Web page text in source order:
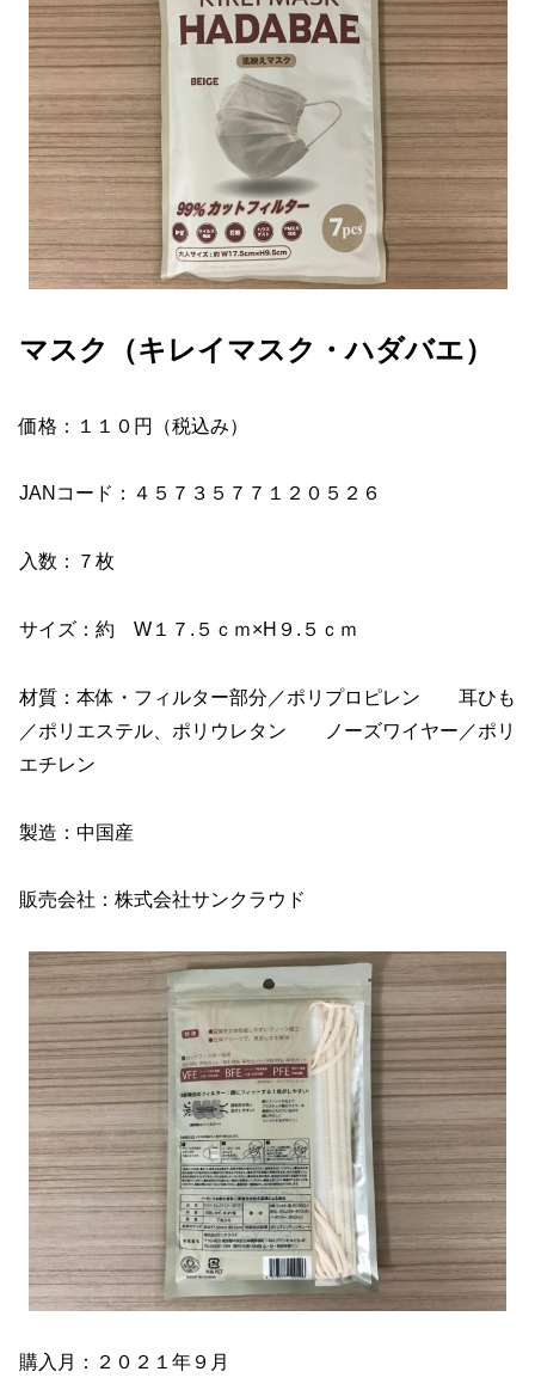
マスク（キレイマスク・ハダバエ）
価格：１１０円（税込み）
JANコード：４５７３５７７１２０５２６
入数：７枚
サイズ：約 W１７.５ｃｍ×H９.５ｃｍ
材質：本体・フィルター部分／ポリプロピレン 耳ひも
／ポリエステル、ポリウレタン ノーズワイヤー／ポリ
エチレン
製造：中国産
販売会社：株式会社サンクラウド
購入月：２０２１年９月